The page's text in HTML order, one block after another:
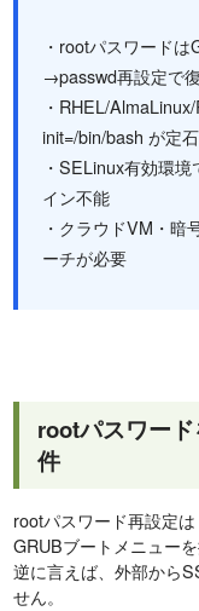
・rootパスワード
→passwd再設定で
・RHEL/
init=/bin/bash が定石
・SELinux有効環
イン不能
・クラウドVM・暗
ーチが必要
rootパスワー
件
rootパスワード再設定
GRUBブートメニュー
逆に言えば、外部から
せん。